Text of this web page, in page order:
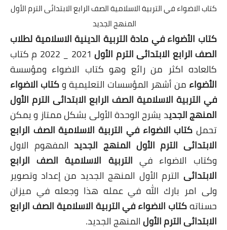
كتاب الاضواء في التربية الاسلامية الصف الرابع الابتدائى الترم الأول
المنهج الجديد
كتاب الأضواء في مادة التربية الدينية الاسلامية لطلاب
الصف الرابع الابتدائى الترم الأول
2021 _ 2022 م كتاب
كالعاده اكثر من رائع وهو كتاب الاضواء ومؤسسة
الأضواء من أشهر المؤسسات التعليمية وكتاب الاضواء
في التربية الاسلامية الصف الرابع الابتدائى الترم الأول
المنهج الجديد يشرح الوحدة الأولى بشكل ممتاز و يمكن
تحمل كتاب الاضواء في التربية الاسلامية الصف الرابع
الابتدائى الترم الأول المنهج الجديدالمفهوم الاول
وكتاب الاضواء في التربية الاسلامية الصف الرابع
الابتدائى الترم الأول المنهج الجديد من إعداد وتصوير
ولى امر بارك الله في عمله هذا وجعله في ميزان
حسناتهكتاب الاضواء في التربية الاسلامية الصف الرابع
الابتدائى الترم الأولالمنهج الجديد.